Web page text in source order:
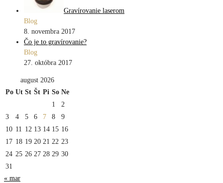
Gravírovanie laserom
Blog
8. novembra 2017
Čo je to gravírovanie?
Blog
27. októbra 2017
august 2026
Po Ut St Št Pi So Ne
1
2
3
4 5 6 7 8
9
10 11 12 13 14 15 16
17 18 19 20 21 22 23
24 25 26 27 28 29 30
31
« mar